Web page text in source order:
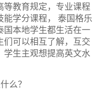
等教育规定，专业课程
学分课程， 泰国格乐
国本地学生都生活在一
们可以相互了解，互交
学生主观想提高英文水
么？